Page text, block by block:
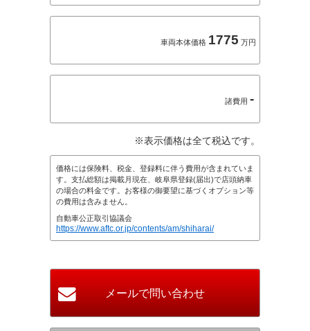
車両本体価格 1775 万円
諸費用 -
※表示価格は全て税込です。
価格には保険料、税金、登録料に伴う費用が含まれていま
す。支払総額は掲載月現在、岐阜県登録(届出)で店頭納車
の場合の料金です。お客様の御要望に基づくオプション等
の費用は含みません。
自動車公正取引協議会
https://www.aftc.or.jp/contents/am/shiharai/